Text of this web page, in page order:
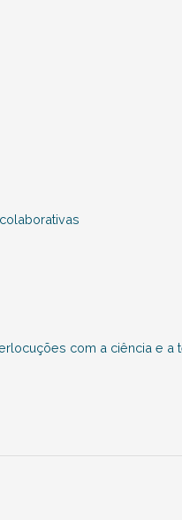
com a ciência e